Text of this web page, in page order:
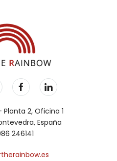
2, Oficina 1
España
246141